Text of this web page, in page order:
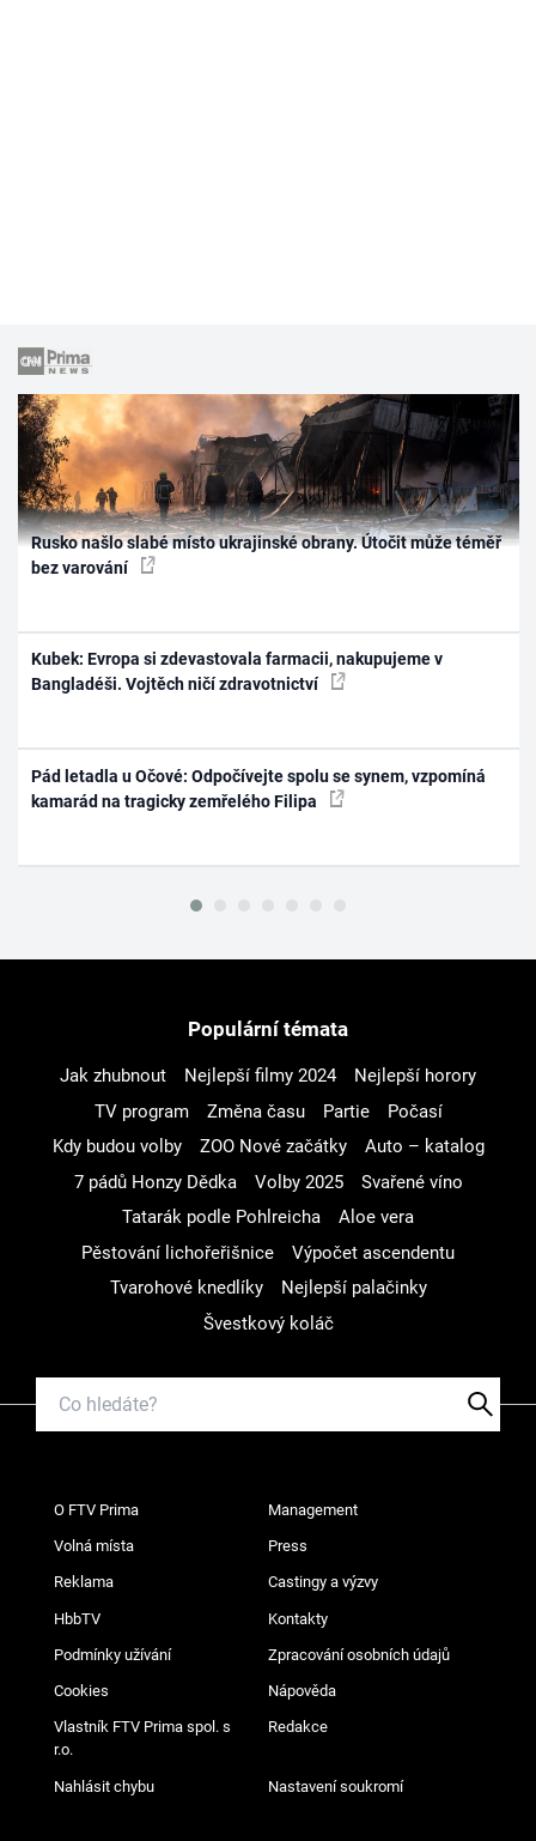
Rusko našlo slabé místo ukrajinské obrany. Útočit může téměř
bez varování
Kubek: Evropa si zdevastovala farmacii, nakupujeme v
Bangladéši. Vojtěch ničí zdravotnictví
Pád letadla u Očové: Odpočívejte spolu se synem, vzpomíná
kamarád na tragicky zemřelého Filipa
Populární témata
Jak zhubnout Nejlepší filmy 2024
Nejlepší horory
TV program
Změna času Partie
Počasí
Kdy budou volby
ZOO Nové začátky
Auto – katalog
7 pádů Honzy Dědka
Volby 2025
Svařené víno
Tatarák podle Pohlreicha
Aloe vera
Pěstování lichořeřišnice
Výpočet ascendentu
Tvarohové knedlíky
Nejlepší palačinky
Švestkový koláč
O FTV Prima Management
Volná místa Press
Reklama Castingy a výzvy
HbbTV Kontakty
Podmínky užívání Zpracování osobních údajů
Cookies Nápověda
Vlastník FTV Prima spol. s
r.o.
Redakce
Nahlásit chybu Nastavení soukromí